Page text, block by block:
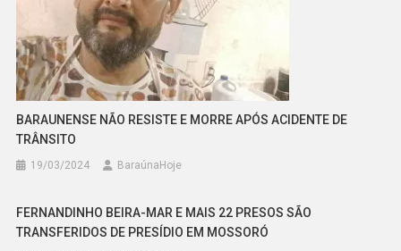
BARAUNENSE NÃO RESISTE E MORRE APÓS ACIDENTE DE
TRÂNSITO
19/03/2024 BaraúnaHoje
FERNANDINHO BEIRA-MAR E MAIS 22 PRESOS SÃO
TRANSFERIDOS DE PRESÍDIO EM MOSSORÓ